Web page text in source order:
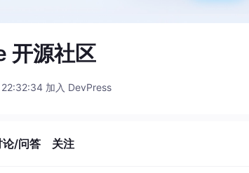
开源社区
加入 DevPress
论/问答 关注